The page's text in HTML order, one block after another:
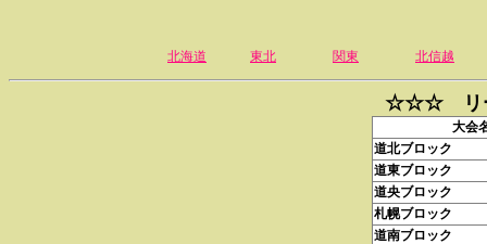
北海道 東北 関東 北信越
☆☆☆ リ
大会
道北ブロック
道東ブロック
道央ブロック
札幌ブロック
道南ブロック